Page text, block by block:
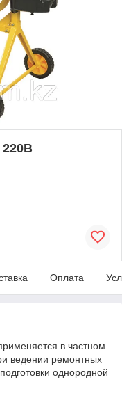
220В
Оплата
в частном
ведении ремонтных
однородной